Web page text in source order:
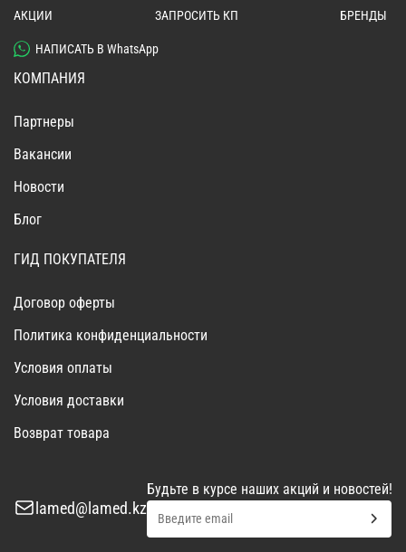
АКЦИИ ЗАПРОСИТЬ КП БРЕНДЫ
НАПИСАТЬ В WhatsApp
КОМПАНИЯ
Партнеры
Вакансии
Новости
Блог
ГИД ПОКУПАТЕЛЯ
Договор оферты
Политика конфиденциальности
Условия оплаты
Условия доставки
Возврат товара
lamed@lamed.kz
Будьте в курсе наших акций и новостей!